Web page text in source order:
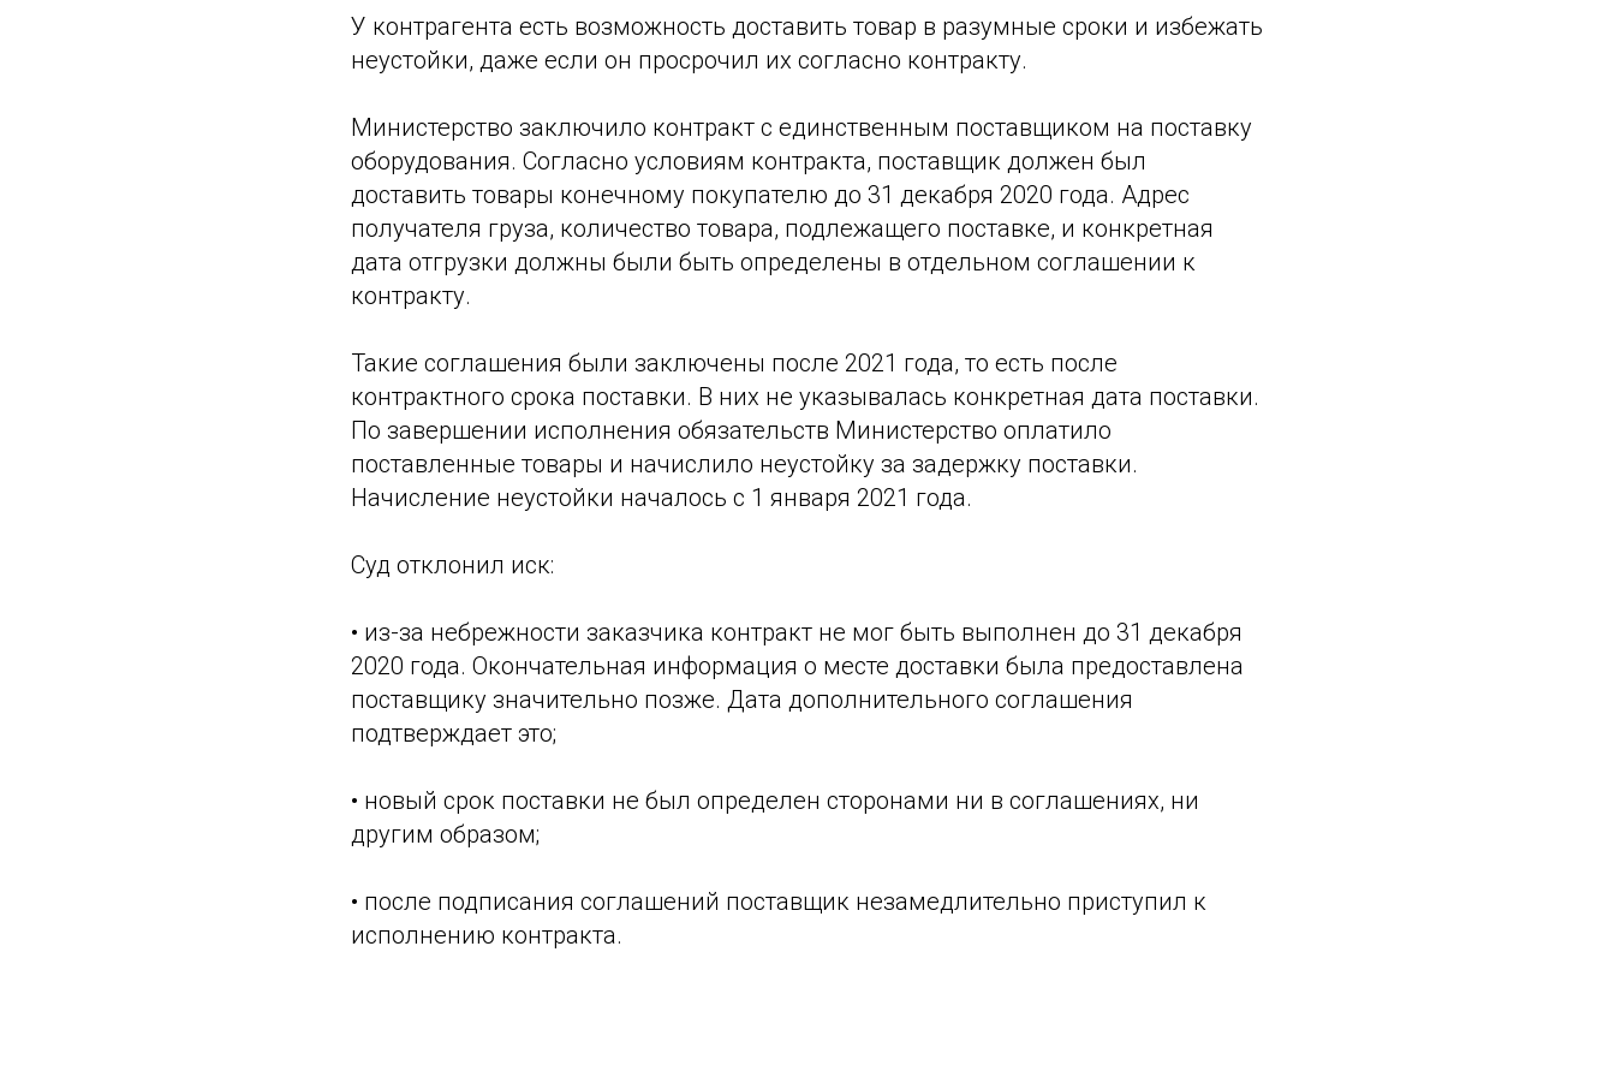
У контрагента есть возможность доставить товар в разумные сроки и избежать
неустойки, даже если он просрочил их согласно контракту.
Министерство заключило контракт с единственным поставщиком на поставку
оборудования. Согласно условиям контракта, поставщик должен был
доставить товары конечному покупателю до 31 декабря 2020 года. Адрес
получателя груза, количество товара, подлежащего поставке, и конкретная
дата отгрузки должны были быть определены в отдельном соглашении к
контракту.
Такие соглашения были заключены после 2021 года, то есть после
контрактного срока поставки. В них не указывалась конкретная дата поставки.
По завершении исполнения обязательств Министерство оплатило
поставленные товары и начислило неустойку за задержку поставки.
Начисление неустойки началось с 1 января 2021 года.
Суд отклонил иск:
• из-за небрежности заказчика контракт не мог быть выполнен до 31 декабря
2020 года. Окончательная информация о месте доставки была предоставлена
поставщику значительно позже. Дата дополнительного соглашения
подтверждает это;
• новый срок поставки не был определен сторонами ни в соглашениях, ни
другим образом;
• после подписания соглашений поставщик незамедлительно приступил к
исполнению контракта.